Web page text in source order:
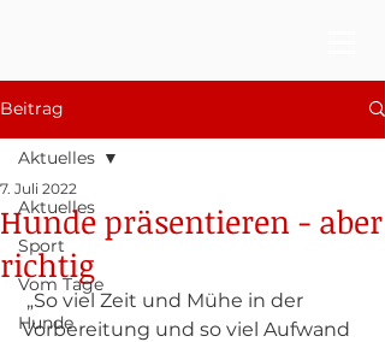
Beitrag
Aktuelles
Sport
Vom Tage
Hunde
Aktuelles
Hunde präsentieren - aber
richtig
7. Juli 2022
„So viel Zeit und Mühe in der
Vorbereitung und so viel Aufwand